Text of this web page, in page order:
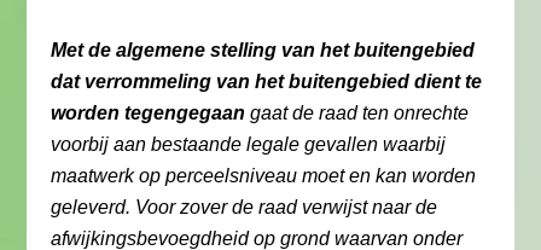
Met de algemene stelling van het buitengebied
dat verrommeling van het buitengebied dient te
worden tegengegaan gaat de raad ten onrechte
voorbij aan bestaande legale gevallen waarbij
maatwerk op perceelsniveau moet en kan worden
geleverd. Voor zover de raad verwijst naar de
afwijkingsbevoegdheid op grond waarvan onder